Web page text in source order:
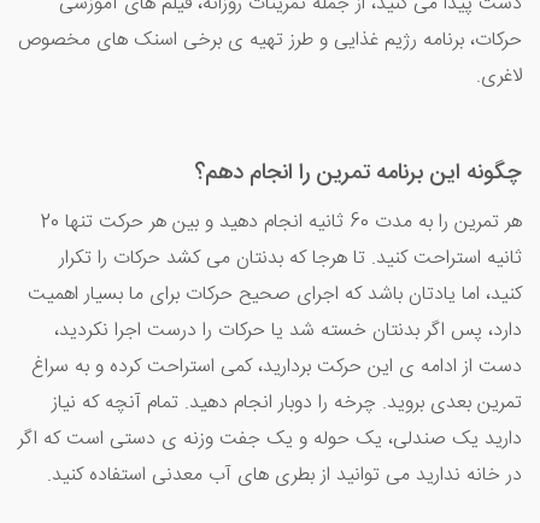
حرکات، برنامه رژیم غذایی و طرز تهیه ی برخی اسنک های مخصوص
لاغری.
چگونه این برنامه تمرین را انجام دهم؟
هر تمرین را به مدت 60 ثانیه انجام دهید و بین هر حرکت تنها 20
ثانیه استراحت کنید. تا هرجا که بدنتان می کشد حرکات را تکرار
کنید، اما یادتان باشد که اجرای صحیح حرکات برای ما بسیار اهمیت
دارد، پس اگر بدنتان خسته شد یا حرکات را درست اجرا نکردید،
دست از ادامه ی این حرکت بردارید، کمی استراحت کرده و به سراغ
تمرین بعدی بروید. چرخه را دوبار انجام دهید. تمام آنچه که نیاز
دارید یک صندلی، یک حوله و یک جفت وزنه ی دستی است که اگر
در خانه ندارید می توانید از بطری های آب معدنی استفاده کنید.